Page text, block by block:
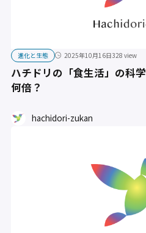
進化と生態 2025年10月16日328 view
ハチドリの「食生活」の科
何倍？
hachidori-zukan